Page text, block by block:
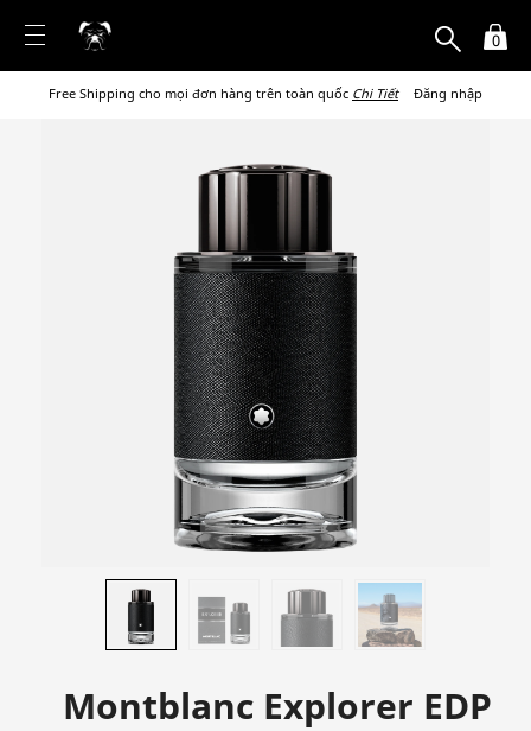
0
Free Shipping cho mọi đơn hàng trên toàn quốc Chi Tiết Đăng nhập
Montblanc Explorer EDP